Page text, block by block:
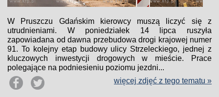
W Pruszczu Gdańskim kierowcy muszą liczyć się z
utrudnieniami. W poniedziałek 14 lipca ruszyła
zapowiadana od dawna przebudowa drogi krajowej numer
91. To kolejny etap budowy ulicy Strzeleckiego, jednej z
kluczowych inwestycji drogowych w mieście. Prace
polegające na podniesieniu poziomu jezdni...
więcej zdjęć z tego tematu »